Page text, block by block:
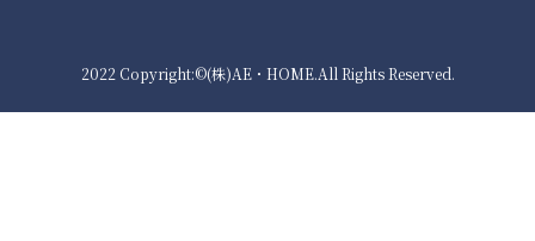
2022 Copyright:©(株)AE・HOME.All Rights Reserved.